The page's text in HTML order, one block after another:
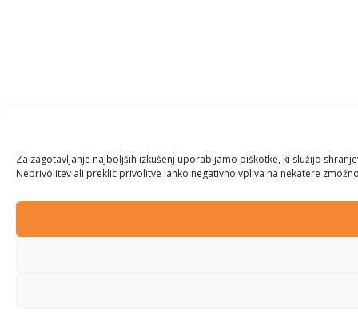
Za zagotavljanje najboljših izkušenj uporabljamo piškotke, ki služijo
Neprivolitev ali preklic privolitve lahko negativno vpliva na nekatere